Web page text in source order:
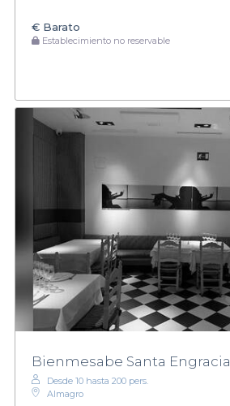
€ Barato
Establecimiento no reservable
Bienmesabe Santa Engracia
Desde 10 hasta 200 pers.
Almagro